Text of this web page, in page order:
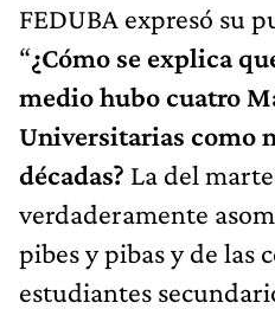
FEDUBA expresó su
“¿Cómo se explica
medio hubo cuatro
Universitarias como
décadas? La del
verdaderamente
pibes y pibas y de las
estudiantes